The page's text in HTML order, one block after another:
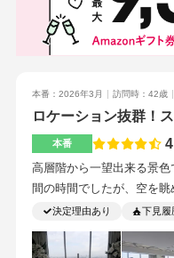
た。ケーキだけの試食で
ったです。甘いものが苦
駅から近くて、駅に降り
ました。明るく、質問にも
も聞いてくれ、とても優
に辿り着ける点。チャペル
の現実的な見積もりを出し
ます。全体的に満足度が
問がしやすいのでイメージ
線の乗車駅であったこと
ペルが綺麗なところ
本番：2026年3月 訪問時：42歳
ロケーション抜群！
本番
高層階から一望出来る景
間の時間でしたが、空を
数で広々した贅沢な空間
ち着いた色合いにしまし
の形をしたナプキンがボ
決定理由あり 下見履